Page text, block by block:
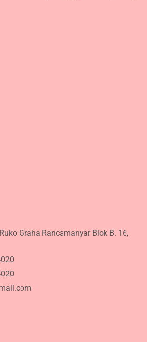
Graha Rancamanyar Blok B. 16,